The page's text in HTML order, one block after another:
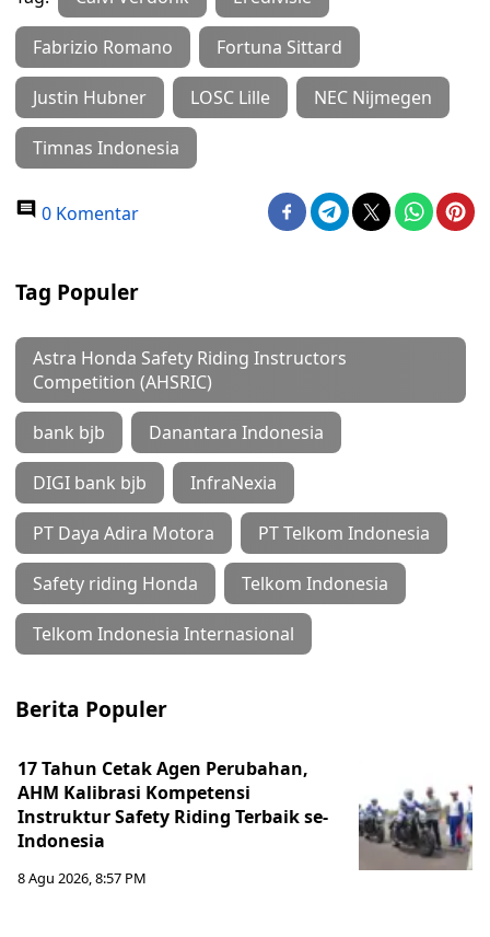
Fabrizio Romano Fortuna Sittard
Justin Hubner LOSC Lille NEC Nijmegen
Timnas Indonesia
0 Komentar
Tag Populer
Astra Honda Safety Riding Instructors
Competition (AHSRIC)
bank bjb Danantara Indonesia
DIGI bank bjb InfraNexia
PT Daya Adira Motora PT Telkom Indonesia
Safety riding Honda Telkom Indonesia
Telkom Indonesia Internasional
Berita Populer
17 Tahun Cetak Agen Perubahan,
AHM Kalibrasi Kompetensi
Instruktur Safety Riding Terbaik se-
Indonesia
8 Agu 2026, 8:57 PM